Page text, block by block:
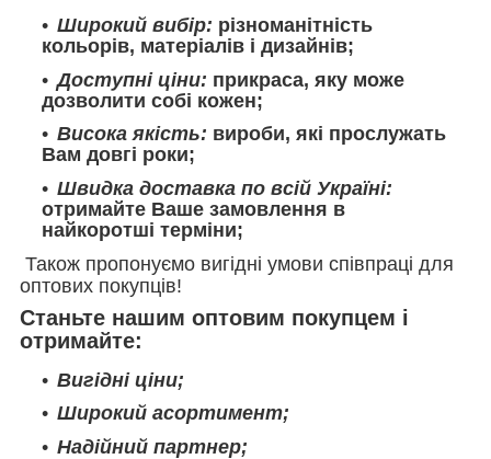
Широкий вибір: різноманітність
кольорів, матеріалів і дизайнів;
Доступні ціни: прикраса, яку може
дозволити собі кожен;
Висока якість: вироби, які прослужать
Вам довгі роки;
Швидка доставка по всій Україні:
отримайте Ваше замовлення в
найкоротші терміни;
Також пропонуємо вигідні умови співпраці для
оптових покупців!
Станьте нашим оптовим покупцем і
отримайте:
Вигідні ціни;
Широкий асортимент;
Надійний партнер;